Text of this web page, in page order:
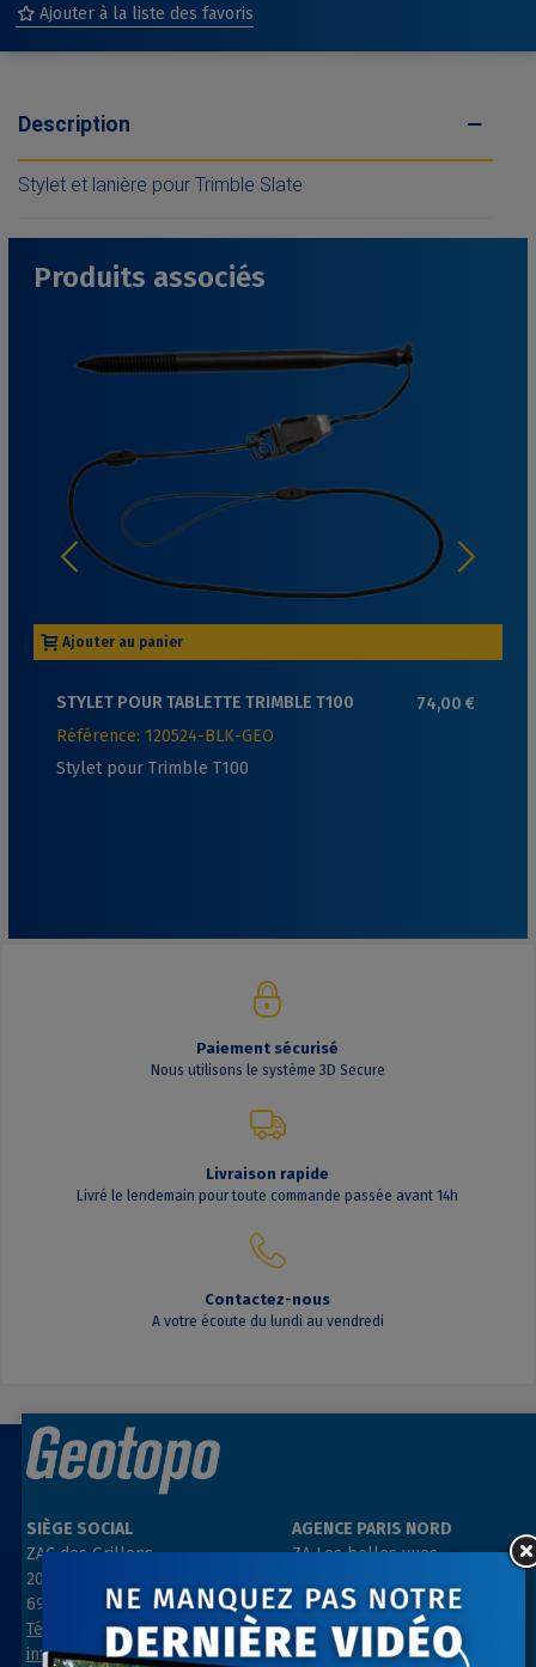
Ajouter à la liste des favoris
Description
Stylet et lanière pour Trimble Slate
Produits associés
Ajouter au panier
STYLET POUR TABLETTE TRIMBLE T100 74,00 €
Référence: 120524-BLK-GEO
Stylet pour Trimble T100
Paiement sécurisé
Nous utilisons le système 3D Secure
Livraison rapide
Livré le lendemain pour toute commande passée avant 14h
Contactez-nous
A votre écoute du lundi au vendredi
SIÈGE SOCIAL
ZAC des Grillons
208, rue de l’Ancienne Distillerie
69400 GLEIZÉ
Tél : 04 74 69 94 00
info@geotopo.fr
AGENCE PARIS NORD
ZA Les belles vues
91290 ARPAJON
Tél : 01 64 55 11 80
contact@geotopo.fr